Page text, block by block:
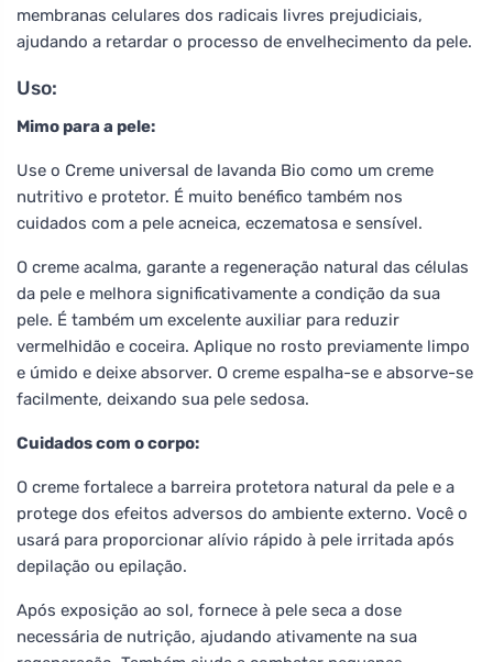
membranas celulares dos radicais livres prejudiciais,
ajudando a retardar o processo de envelhecimento da pele.
Uso:
Mimo para a pele:
Use o Creme universal de lavanda Bio como um creme
nutritivo e protetor. É muito benéfico também nos
cuidados com a pele acneica, eczematosa e sensível.
O creme acalma, garante a regeneração natural das células
da pele e melhora significativamente a condição da sua
pele. É também um excelente auxiliar para reduzir
vermelhidão e coceira. Aplique no rosto previamente limpo
e úmido e deixe absorver. O creme espalha-se e absorve-se
facilmente, deixando sua pele sedosa.
Cuidados com o corpo:
O creme fortalece a barreira protetora natural da pele e a
protege dos efeitos adversos do ambiente externo. Você o
usará para proporcionar alívio rápido à pele irritada após
depilação ou epilação.
Após exposição ao sol, fornece à pele seca a dose
necessária de nutrição, ajudando ativamente na sua